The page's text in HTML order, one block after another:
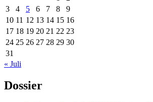
3
4 5 6 7 8
9
10 11 12 13 14 15 16
17 18 19 20 21 22 23
24 25 26 27 28 29 30
31
« Juli
Dossier